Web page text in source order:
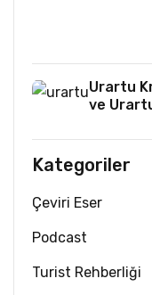
Urartu
ve
Kategoriler
Çeviri Eser
Podcast
Turist Rehberliği